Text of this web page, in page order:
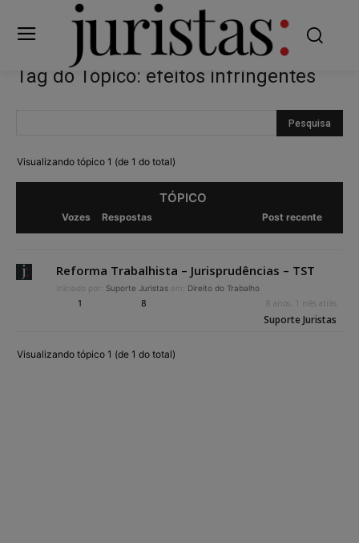
Tag do Tópico: efeitos infringentes
Visualizando tópico 1 (de 1 do total)
TÓPICO
Vozes Respostas Post recente
Reforma Trabalhista – Jurisprudências – TST
Iniciado por: Suporte Juristas em: Direito do Trabalho
1 8 8 anos, 1 mês atrás
Suporte Juristas
Visualizando tópico 1 (de 1 do total)